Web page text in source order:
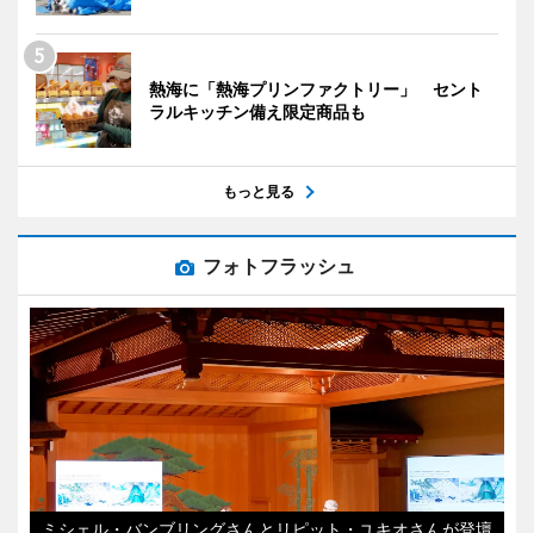
熱海に「熱海プリンファクトリー」 セント
ラルキッチン備え限定商品も
もっと見る
フォトフラッシュ